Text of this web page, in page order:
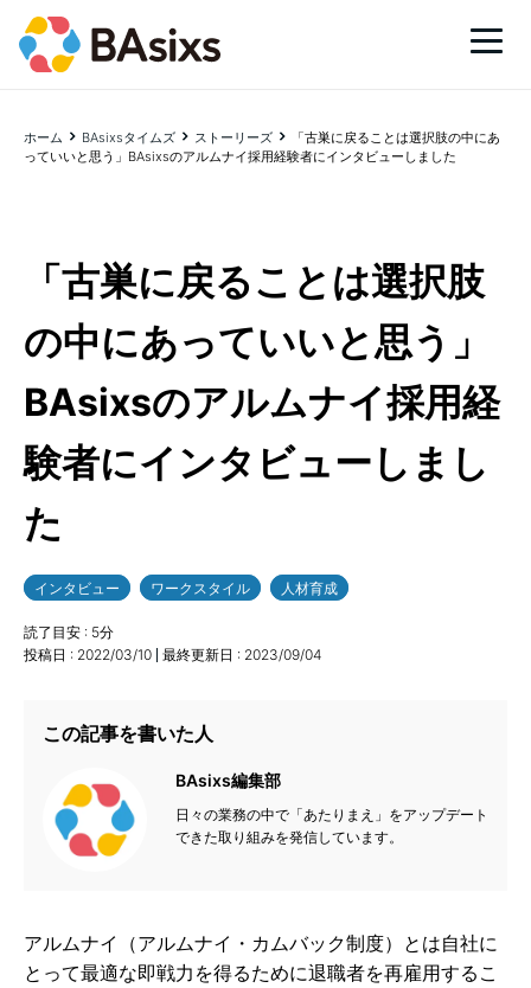
ホーム BAsixsタイムズ ストーリーズ
「古巣に戻ることは選択肢の中にあ
っていいと思う」BAsixsのアルムナイ採用経験者にインタビューしました
「古巣に戻ることは選択肢
の中にあっていいと思う」
BAsixsのアルムナイ採用経
験者にインタビューしまし
た
インタビュー ワークスタイル 人材育成
読了目安 : 5分
投稿日 : 2022/03/10 最終更新日 : 2023/09/04
この記事を書いた人
BAsixs編集部
日々の業務の中で「あたりまえ」をアップデート
できた取り組みを発信しています。
アルムナイ（アルムナイ・カムバック制度）とは自社に
とって最適な即戦力を得るために退職者を再雇用するこ